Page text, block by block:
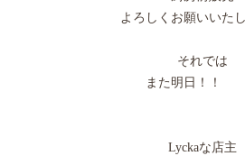
よろしくお願いいた
それでは
また明日！
Lyckaな店主